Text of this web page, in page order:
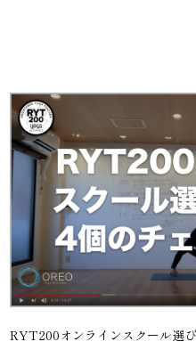
RYT200オンラインスクール選